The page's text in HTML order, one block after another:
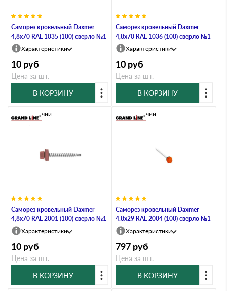
Саморез кровельный Daxmer
4,8х70 RAL 1035 (100) сверло №1
Характеристики
10 руб
Цена за шт.
В КОРЗИНУ
Саморез кровельный Daxmer
4,8х70 RAL 1036 (100) сверло №1
Характеристики
10 руб
Цена за шт.
В КОРЗИНУ
Саморез кровельный Daxmer
4,8х70 RAL 2001 (100) сверло №1
В наличии
Характеристики
10 руб
Цена за шт.
В КОРЗИНУ
Саморез кровельный Daxmer
4.8х29 RAL 2004 (100) сверло №1
В наличии
Характеристики
797 руб
Цена за шт.
В КОРЗИНУ